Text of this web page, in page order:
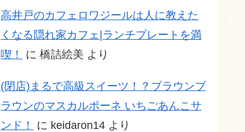
高井戸のカフェロワジールは人に教えた
くなる隠れ家カフェ|ランチプレートを満
喫！
に 橋詰絵美 より
(閉店)まるで高級スイーツ！？ブラウンブ
ラウンのマスカルポーネ いちごあんこサ
ンド！
に keidaron14 より